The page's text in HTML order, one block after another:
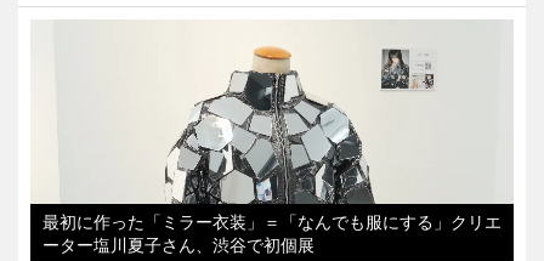
最初に作った「ミラー衣装」＝「なんでも服にする」クリエ
ーター塩川夏子さん、渋谷で初個展